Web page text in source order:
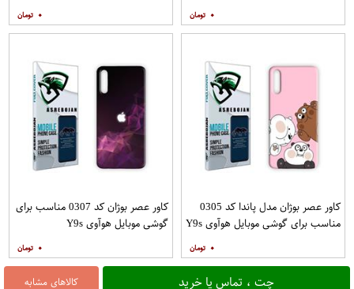
کالاهای مشابه چت ، تماس یا خرید
۰ ۰
کاور عصر بوژان مدل پاندا کد 0305
مناسب برای گوشی موبایل هوآوی Y9s
۰
کاور عصر بوژان کد 0307 مناسب برای
گوشی موبایل هوآوی Y9s
۰